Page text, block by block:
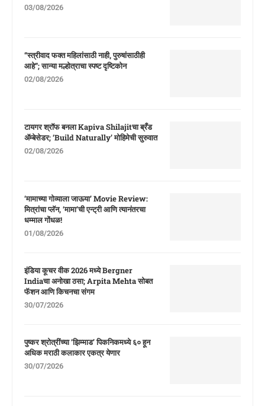
03/08/2026
“स्त्रीवाद फक्त महिलांसाठी नाही, पुरुषांसाठीही
आहे”; सान्या मल्होत्राचा स्पष्ट दृष्टिकोन
02/08/2026
टायगर श्रॉफ बनला Kapiva Shilajitचा ब्रँड
ॲम्बेसेडर; ‘Build Naturally’ मोहिमेची सुरुवात
02/08/2026
‘मामाच्या गोव्याला जाऊया’ Movie Review:
मित्रांचा प्लॅन, ‘मामा’ची एन्ट्री आणि त्यानंतरचा
धम्माल गोंधळ!
01/08/2026
इंडिया कूचर वीक 2026 मध्ये Bergner
Indiaचा अनोखा ठसा; Arpita Mehta सोबत
फॅशन आणि किचनचा संगम
30/07/2026
पुष्कर श्रोत्रींच्या ‘झिम्माड’ पिकनिकमध्ये ६० हून
अधिक मराठी कलाकार एकत्र येणार
30/07/2026